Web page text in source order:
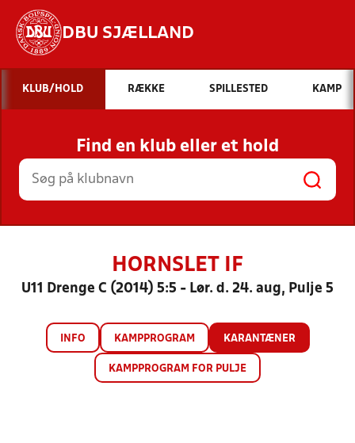
DBU SJÆLLAND
Hvad vil du søge efter?
INDHOLD OG NYHEDER
STILLINGER, RESULTATER, KLUBBER OG
HOLD
KLUB/HOLD RÆKKE SPILLESTED KAMP
Find en klub eller et hold
HORNSLET IF
U11 Drenge C (2014) 5:5 - Lør. d. 24. aug, Pulje 5
INFO KAMPPROGRAM KARANTÆNER
KAMPPROGRAM FOR PULJE